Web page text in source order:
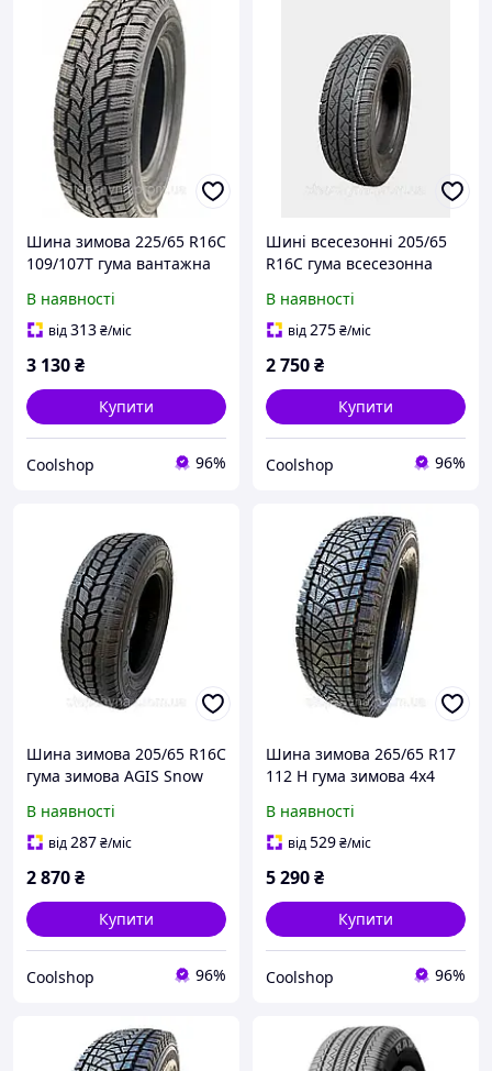
Шина зимова 225/65 R16C
109/107T гума вантажна
POLAND
В наявності
від313₴/міс
3 130₴
Купити
Coolshop 96%
Шині всесезонні 205/65
R16C гума всесезонна
POLAND
В наявності
від275₴/міс
2 750₴
Купити
Coolshop 96%
Шина зимова 205/65 R16C
гума зимова AGIS Snow
В наявності
від287₴/міс
2 870₴
Купити
Coolshop 96%
Шина зимова 265/65 R17
112 H гума зимова 4x4
Poland
В наявності
від529₴/міс
5 290₴
Купити
Coolshop 96%